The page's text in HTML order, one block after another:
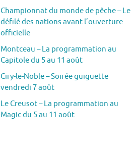
Championnat du monde de pêche – Le
défilé des nations avant l’ouverture
officielle
Montceau – La programmation au
Capitole du 5 au 11 août
Ciry-le-Noble – Soirée guiguette
vendredi 7 août
Le Creusot – La programmation au
Magic du 5 au 11 août